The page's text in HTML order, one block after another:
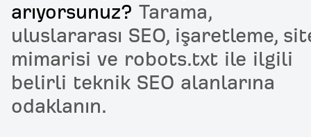
arıyorsunuz? Tarama,
uluslararası SEO, işaretleme,
mimarisi ve robots.txt ile ilgili
belirli teknik SEO alanlarına
odaklanın.